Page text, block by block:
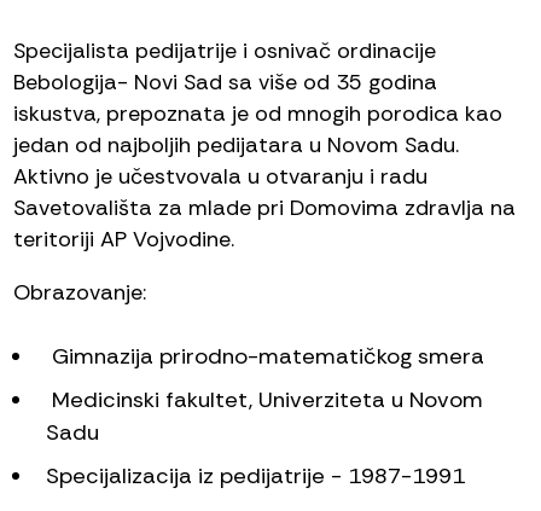
Specijalista pedijatrije i osnivač ordinacije
Bebologija- Novi Sad sa više od 35 godina
iskustva, prepoznata je od mnogih porodica kao
jedan od najboljih pedijatara u Novom Sadu.
Aktivno je učestvovala u otvaranju i radu
Savetovališta za mlade pri Domovima zdravlja na
teritoriji AP Vojvodine.
Obrazovanje:
Gimnazija prirodno-matematičkog smera
Medicinski fakultet, Univerziteta u Novom
Sadu
Specijalizacija iz pedijatrije - 1987-1991